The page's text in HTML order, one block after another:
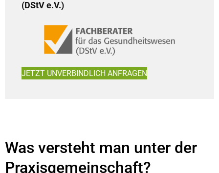
(DStV e.V.)
JETZT UNVERBINDLICH ANFRAGEN
Was versteht man unter der
Praxisgemeinschaft?